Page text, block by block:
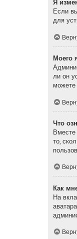
Я
Если
для
Моего
ли он
можете
Что
Вместе
то,
Как
На